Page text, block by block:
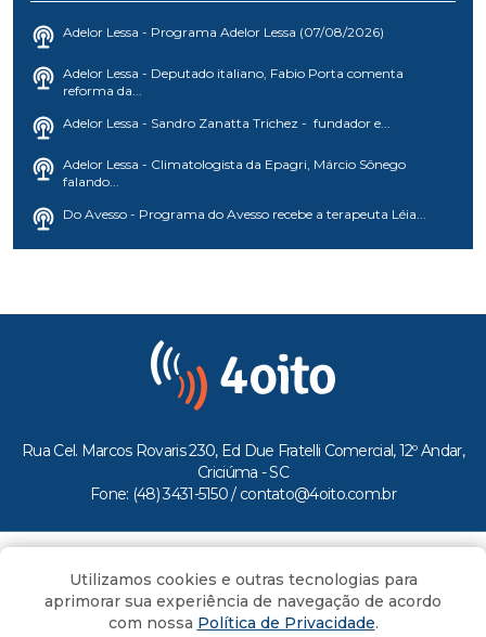
Adelor Lessa - Programa Adelor Lessa (07/08/2026)
Adelor Lessa - Deputado italiano, Fabio Porta comenta
reforma da...
Adelor Lessa - Sandro Zanatta Trichez - fundador e...
Adelor Lessa - Climatologista da Epagri, Márcio Sônego
falando...
Do Avesso - Programa do Avesso recebe a terapeuta Léia...
Rua Cel. Marcos Rovaris 230, Ed Due Fratelli Comercial, 12º Andar,
Criciúma - SC
Fone: (48) 3431-5150 / contato@4oito.com.br
Todos os direitos reservados ao Portal 4oito
Utilizamos cookies e outras tecnologias para
aprimorar sua experiência de navegação de acordo
com nossa Política de Privacidade.